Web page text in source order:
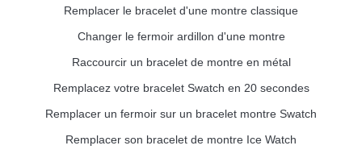
Remplacer le bracelet d'une montre classique
Changer le fermoir ardillon d'une montre
Raccourcir un bracelet de montre en métal
Remplacez votre bracelet Swatch en 20 secondes
Remplacer un fermoir sur un bracelet montre Swatch
Remplacer son bracelet de montre Ice Watch